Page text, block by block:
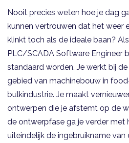
Nooit precies weten hoe je dag
kunnen vertrouwen dat het weer
klinkt toch als de ideale baan?
PLC/SCADA Software Engineer
standaard worden. Je werkt bij
gebied van machinebouw in
bulkindustrie. Je maakt
ontwerpen die je afstemt op de
de ontwerpfase ga je verder met
uiteindelijk de ingebruikname